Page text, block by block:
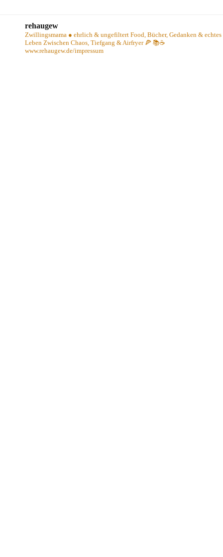
rehaugew
Zwillingsmama ● ehrlich & ungefiltert Food, Bücher, Gedanken & echtes
Leben Zwischen Chaos, Tiefgang & Airfryer 🍕 📚☕️
www.rehaugew.de/impressum